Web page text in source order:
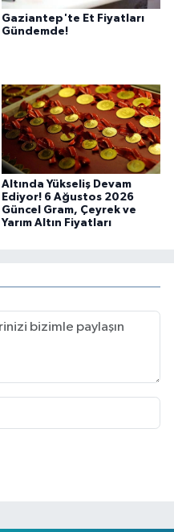
Gaziantep'te Et Fiyatları
Gündemde!
Altında Yükseliş Devam
Ediyor! 6 Ağustos 2026
Güncel Gram, Çeyrek ve
Yarım Altın Fiyatları